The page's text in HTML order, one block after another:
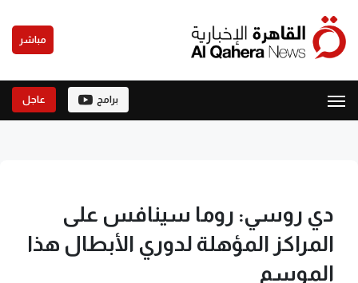
مباشر
برامج عاجل
دي روسي: روما سينافس على
المراكز المؤهلة لدوري الأبطال هذا
الموسم